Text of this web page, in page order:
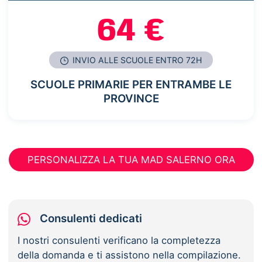
64 €
INVIO ALLE SCUOLE ENTRO 72H
SCUOLE PRIMARIE PER ENTRAMBE LE
PROVINCE
PERSONALIZZA LA TUA MAD SALERNO ORA
Consulenti dedicati
I nostri consulenti verificano la completezza
della domanda e ti assistono nella compilazione.